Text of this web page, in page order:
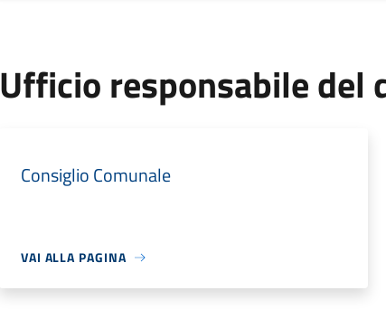
Ufficio responsabile del
Consiglio Comunale
VAI ALLA PAGINA